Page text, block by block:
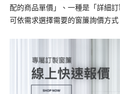
配的商品單價」、一種是「詳細
可依需求選擇需要的窗簾詢價方式